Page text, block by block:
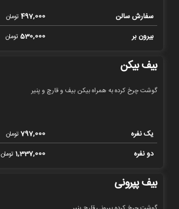
سفارش سالن 497,000تومان
بیرون بر 530,000تومان
بیف بیکن
گوشت چرخ کرده به همراه بیکن بیف و قارچ و پنیر
یک نفره 797,000تومان
دو نفره 1,337,000تومان
بیف پپرونی